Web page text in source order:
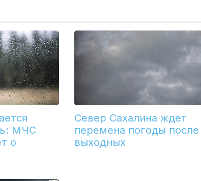
МЧС
о
Север Сахалина ждет
перемена погоды после
выходных